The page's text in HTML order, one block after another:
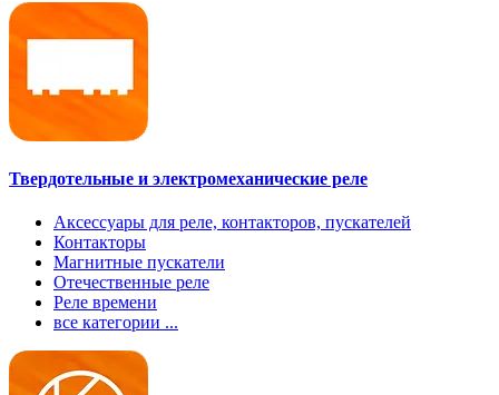
Твердотельные и электромеханические реле
Аксессуары для реле, контакторов, пускателей
Контакторы
Магнитные пускатели
Отечественные реле
Реле времени
все категории ...